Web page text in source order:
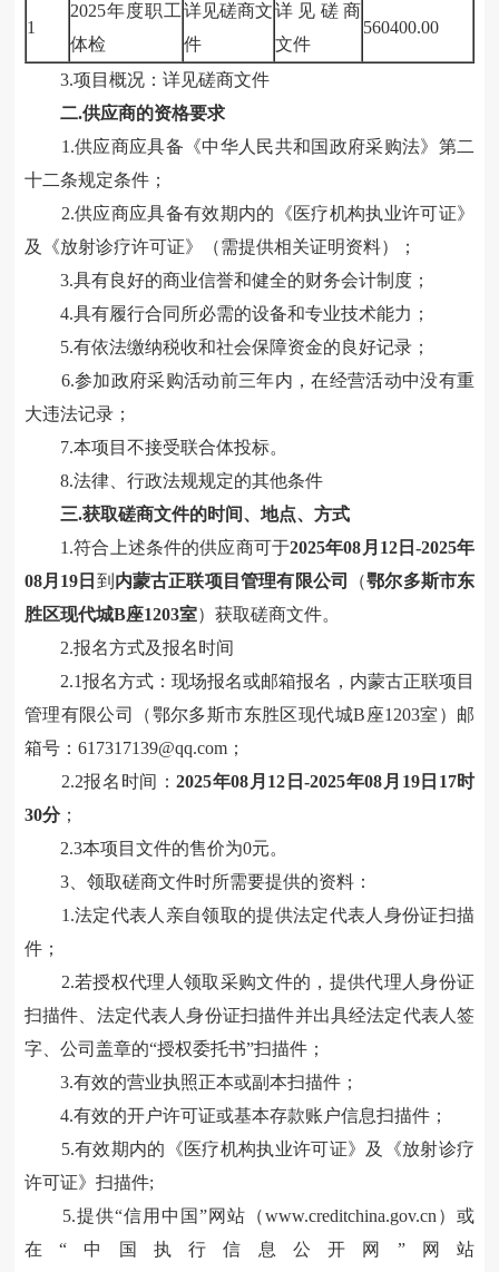
1
2025年度职工
体检
详见磋商文
件
详见磋商
文件
560400.00
3.项目概况：详见磋商文件
二.供应商的资格要求
1.供应商应具备《中华人民共和国政府采购法》第二
十二条规定条件；
2.供应商应具备有效期内的《医疗机构执业许可证》
及《放射诊疗许可证》（需提供相关证明资料）；
3.具有良好的商业信誉和健全的财务会计制度；
4.具有履行合同所必需的设备和专业技术能力；
5.有依法缴纳税收和社会保障资金的良好记录；
6.参加政府采购活动前三年内，在经营活动中没有重
大违法记录；
7.本项目不接受联合体投标。
8.法律、行政法规规定的其他条件
三.获取磋商文件的时间、地点、方式
1.符合上述条件的供应商可于2025年08月12日-2025年
08月19日 到 内蒙古正联项目管理有限公司 （鄂尔多斯市东
胜区现代城B座1203室） 获取磋商文件。
2.报名方式及报名时间
2.1报名方式：现场报名或邮箱报名，内蒙古正联项目
管理有限公司（鄂尔多斯市东胜区现代城B座1203室）邮
箱号：617317139@qq.com；
2.2报名时间：2025年08月12日-2025年08月19日 17时
30分；
2.3本项目文件的售价为0元。
3、领取磋商文件时所需要提供的资料：
1.法定代表人亲自领取的提供法定代表人身份证扫描
件；
2.若授权代理人领取采购文件的，提供代理人身份证
扫描件、法定代表人身份证扫描件并出具经法定代表人签
字、公司盖章的“授权委托书”扫描件；
3.有效的营业执照正本或副本扫描件；
4.有效的开户许可证或基本存款账户信息扫描件；
5.有效期内的《医疗机构执业许可证》及《放射诊疗
许可证》扫描件;
5.提供“信用中国”网站（www.creditchina.gov.cn）或
在“中国执行信息公开网”网站